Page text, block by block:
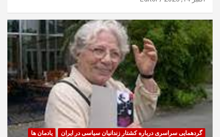
گردهمایی سراسری درباره کشتار زندانیان سیاسی در ایران یادمان ها